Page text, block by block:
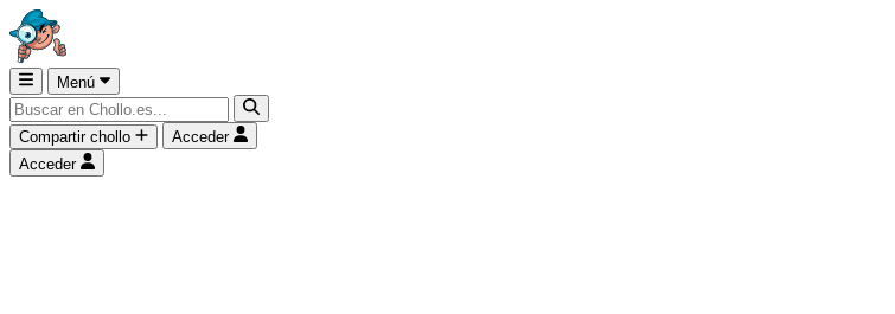
Menú
Compartir chollo
Acceder
Acceder